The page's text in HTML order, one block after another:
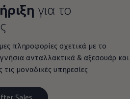
για το
πληροφορίες σχετικά με το
ανταλλακτικά & αξεσουάρ και
μοναδικές υπηρεσίες